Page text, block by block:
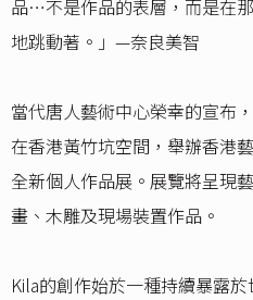
品…不是作品的表層，而是在
地跳動著。」—奈良美智
當代唐人藝術中心榮幸的宣布
在香港黃竹坑空間，舉辦香港
全新個人作品展。展覽將呈現
畫、木雕及現場裝置作品。
Kila的創作始於一種持續暴露